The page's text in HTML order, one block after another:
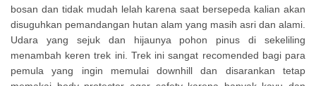
bosan dan tidak mudah lelah karena saat bersepeda kalian akan
disuguhkan pemandangan hutan alam yang masih asri dan alami.
Udara yang sejuk dan hijaunya pohon pinus di sekeliling
menambah keren trek ini. Trek ini sangat recomended bagi para
pemula yang ingin memulai downhill dan disarankan tetap